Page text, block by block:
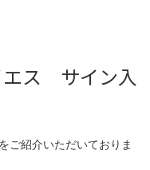
エス サイン入
ご紹介いただいておりま